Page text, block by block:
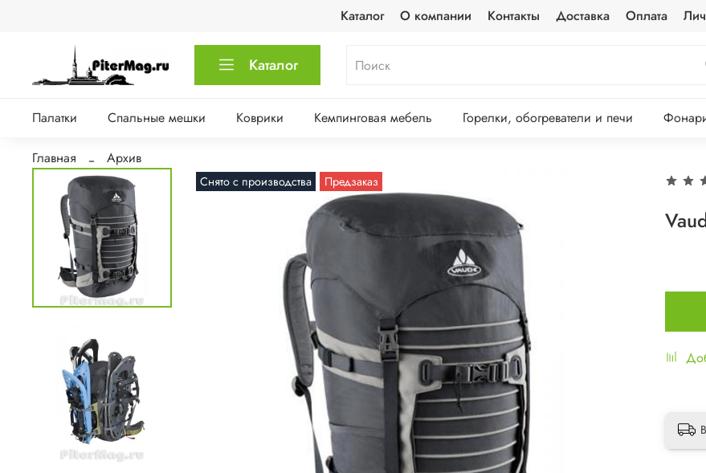
Каталог О компании Контакты Доставка Оплата
Каталог
Палатки Спальные мешки Коврики Кемпинговая мебель Горелки, обогреватели и печи
Главная Архив
Снято с производства Предзаказ